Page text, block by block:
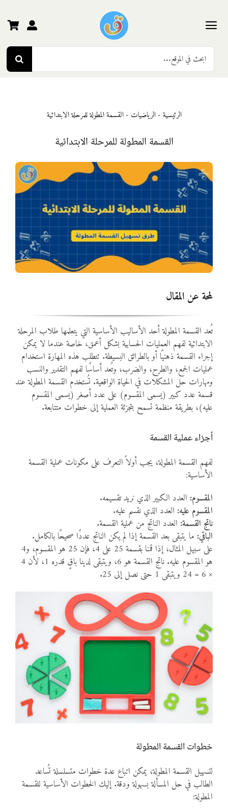
content
Toggle
Navigation
الرئيسية
المرحلة الثانية
المرحلة الثالثة
المواد
أنواع الموارد
الألعاب التفاعلية
Search
for:
الرئيسية-الرياضيات -القسمة المطولة للمرحلة الابتدائية
القسمة المطولة للمرحلة الابتدائية
لمحة عن المقال
تُعد القسمة المطولة أحد الأساليب الأساسية التي يتعلمها طلاب المرحلة
الابتدائية لفهم العمليات الحسابية بشكل أعمق، خاصة عندما لا يمكن
إجراء القسمة ذهنيًا أو بالطرائق البسيطة. تتطلب هذه المهارة استخدام
عمليات الجمع، والطرح، والضرب، وتُعد أساسًا لفهم التقدير والنسب
ومهارات حل المشكلات في الحياة الواقعية. تُستخدم القسمة المطولة عند
قسمة عدد كبير (يسمى المقسوم) على عدد أصغر (يسمى المقسوم
عليه)، بطريقة منظمة تسمح بتجزئة العملية إلى خطوات متتابعة.
أجزاء عملية القسمة
لفهم القسمة المطولة، يجب أولاً التعرف على مكونات عملية القسمة
الأساسية:
المقسوم: العدد الكبير الذي نريد تقسيمه.
المقسوم عليه: العدد الذي نقسم عليه.
ناتج القسمة: العدد الناتج من عملية القسمة.
الباقي: ما يتبقى بعد القسمة إذا لم يكن الناتج عددًا صحيحًا بالكامل.
على سبيل المثال، إذا قمنا بقسمة 25 على 4، فإن 25 هو المقسوم، و4
هو المقسوم عليه. ناتج القسمة هو 6، ويتبقى لدينا باقٍ قدره 1، لأن 4
× 6 = 24 ويتبقى 1 حتى نصل إلى 25.
خطوات القسمة المطولة
لتسهيل القسمة المطولة، يمكن اتباع عدة خطوات متسلسلة تُساعد
الطالب في حل المسألة بسهولة ودقة. إليك الخطوات الأساسية للقسمة
المطولة: